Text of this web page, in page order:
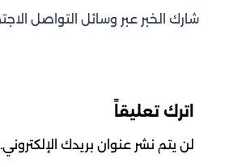
شارك الخبر عبر وسائل التواصل
اترك تعليقاً
لن يتم نشر عنوان بريدك الإلكتروني.